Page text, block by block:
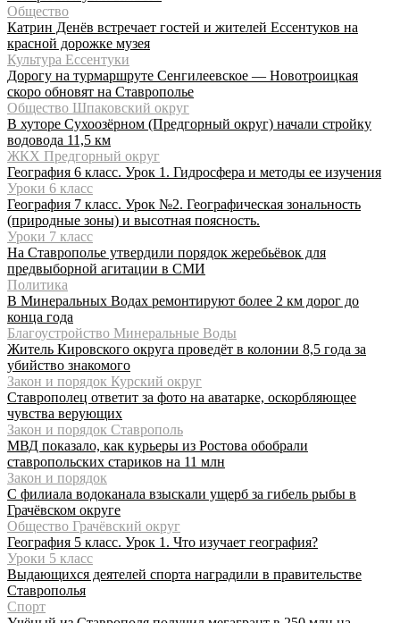
Общество
Катрин Денёв встречает гостей и жителей Ессентуков на
красной дорожке музея
Культура Ессентуки
Дорогу на турмаршруте Сенгилеевское — Новотроицкая
скоро обновят на Ставрополье
Общество Шпаковский округ
В хуторе Сухоозёрном (Предгорный округ) начали стройку
водовода 11,5 км
ЖКХ Предгорный округ
География 6 класс. Урок 1. Гидросфера и методы ее изучения
Уроки 6 класс
География 7 класс. Урок №2. Географическая зональность
(природные зоны) и высотная поясность.
Уроки 7 класс
На Ставрополье утвердили порядок жеребьёвок для
предвыборной агитации в СМИ
Политика
В Минеральных Водах ремонтируют более 2 км дорог до
конца года
Благоустройство Минеральные Воды
Житель Кировского округа проведёт в колонии 8,5 года за
убийство знакомого
Закон и порядок Курский округ
Ставрополец ответит за фото на аватарке, оскорбляющее
чувства верующих
Закон и порядок Ставрополь
МВД показало, как курьеры из Ростова обобрали
ставропольских стариков на 11 млн
Закон и порядок
С филиала водоканала взыскали ущерб за гибель рыбы в
Грачёвском округе
Общество Грачёвский округ
География 5 класс. Урок 1. Что изучает география?
Уроки 5 класс
Выдающихся деятелей спорта наградили в правительстве
Ставрополья
Спорт